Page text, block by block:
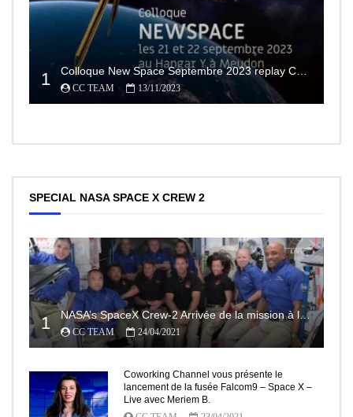
1 CC TEAM 13/11/2023
SPECIAL NASA SPACE X CREW 2
1 NASA’s SpaceX Crew-2 Arrivée de la mission à la Station Spatiale Internationale Partie2
CC TEAM 24/04/2021
Coworking Channel vous présente le
lancement de la fusée Falcom9 – Space X –
Live avec Meriem B.